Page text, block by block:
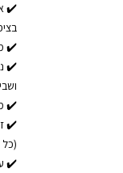
✔️
✔️
✔️
✔️
✔️ זמין ב־9
(כל
✔️